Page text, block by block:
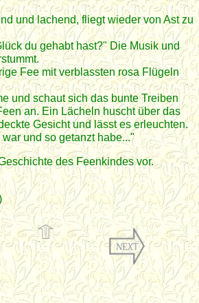
und lachend, fliegt wieder von Ast zu
du gehabt hast?" Die Musik und
Fee mit verblassten rosa Flügeln
und schaut sich das bunte Treiben
an. Ein Lächeln huscht über das
Gesicht und lässt es erleuchten.
und so getanzt habe..."
des Feenkindes vor.